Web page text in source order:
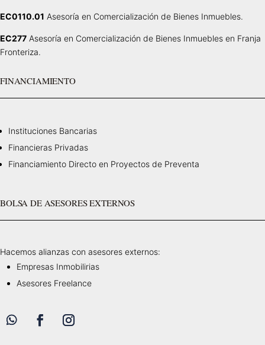
EC0110.01 Asesoría en Comercialización de Bienes Inmuebles.
EC277 Asesoría en Comercialización de Bienes Inmuebles en Franja
Fronteriza.
FINANCIAMIENTO
Instituciones Bancarias
Financieras Privadas
Financiamiento Directo en Proyectos de Preventa
BOLSA DE ASESORES EXTERNOS
Hacemos alianzas con asesores externos:
Empresas Inmobilirias
Asesores Freelance